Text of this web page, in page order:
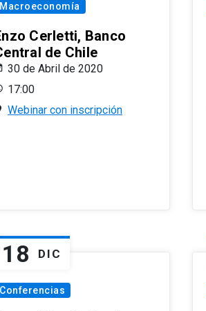
Macroeconomía
Cerletti, Banco
de Chile
30 de Abril de 2020
17:00
Webinar con inscripción
18 DIC
Conferencias